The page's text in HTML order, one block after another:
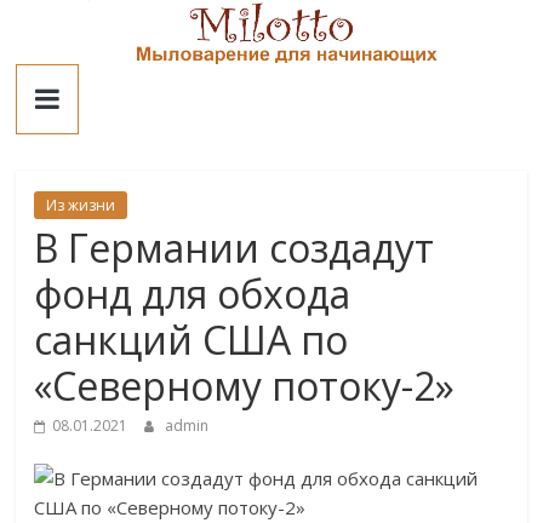
contentМилотто
Из жизни
В Германии создадут
фонд для обхода
санкций США по
«Северному потоку-2»
08.01.2021 admin